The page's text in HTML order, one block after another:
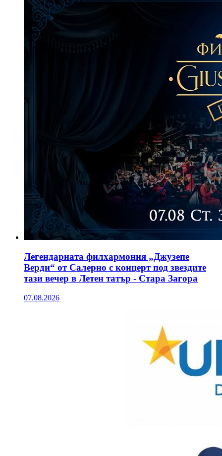
Легендарната филхармония „Джузепе
Верди“ от Салерно с концерт под звездите
тази вечер в Летен татър - Стара Загора
07.08.2026